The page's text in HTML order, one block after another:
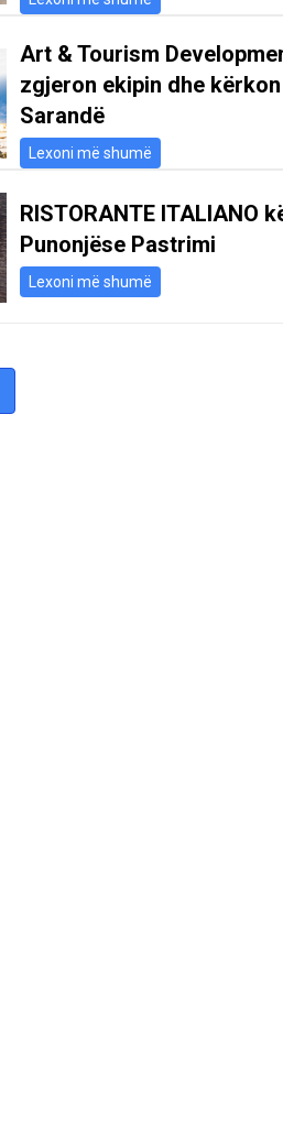
Art & Tourism
zgjeron ekipin dhe
Sarandë
Lexoni më shumë
RISTORANTE ITALIANO
Punonjëse Pastrimi
Lexoni më shumë